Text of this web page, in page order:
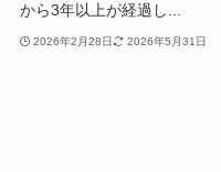
から3年以上が経過し...
2026年2月28日 2026年5月31日